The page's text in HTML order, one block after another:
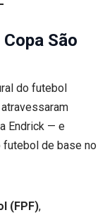
São
do futebol
Endrick — e
futebol de base no
(FPF),